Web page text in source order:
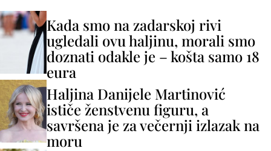
Kada smo na zadarskoj rivi
ugledali ovu haljinu, morali smo
doznati odakle je – košta samo 18
eura
Haljina Danijele Martinović
ističe ženstvenu figuru, a
savršena je za večernji izlazak na
moru